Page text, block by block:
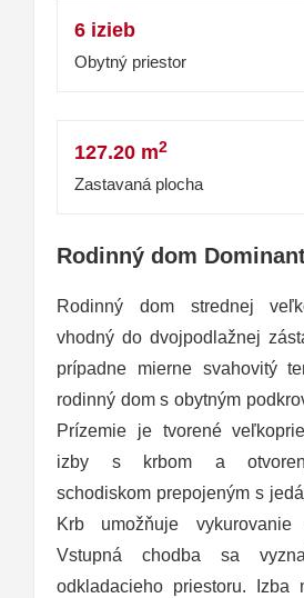
6 izieb
Obytný priestor
127.20 m2
Zastavaná plocha
Rodinný dom
Rodinný dom strednej
vhodný do dvojpodlažnej
prípadne mierne svahovitý
rodinný dom s obytným
Prízemie je tvorené
izby s krbom a
schodiskom prepojeným s
Krb umožňuje vykurovanie
Vstupná chodba sa
odkladacieho priestoru. Izba